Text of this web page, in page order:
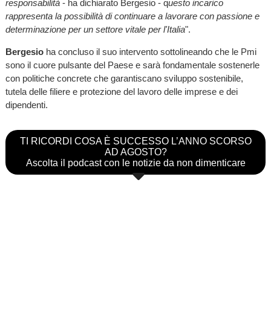
responsabilità- ha dichiarato Bergesio - questo incarico
rappresenta la possibilità di continuare a lavorare con passione e
determinazione per un settore vitale per l'Italia".
Bergesio ha concluso il suo intervento sottolineando che le Pmi
sono il cuore pulsante del Paese e sarà fondamentale sostenerle
con politiche concrete che garantiscano sviluppo sostenibile,
tutela delle filiere e protezione del lavoro delle imprese e dei
dipendenti.
TI RICORDI COSA È SUCCESSO L’ANNO SCORSO
AD AGOSTO?
Ascolta il podcast con le notizie da non dimenticare